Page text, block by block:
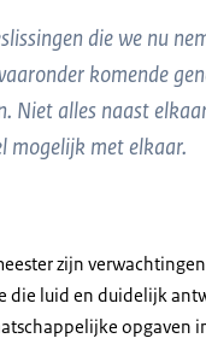
die we nu
komende
Niet alles naast
mogelijk met elkaar.
zijn
die luid en duidelijk
opgaven